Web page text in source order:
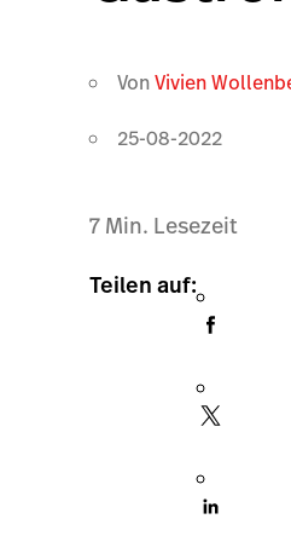
VonVivien
25-08-2022
7 Min. Lesezeit
Teilen auf: